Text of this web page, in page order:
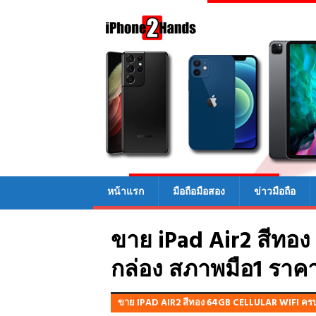
หน้าแรก มือถือมือสอง ข่าวมือถือ
ขาย iPad Air2 สีทอ
กล่อง สภาพมือ1 ราค
ขาย IPAD AIR2 สีทอง 64GB CELLULAR WIFI